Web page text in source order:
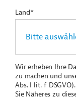
Land*
Wir erheben Ihre
zu machen und
Abs. I lit. f
Sie Näheres zu